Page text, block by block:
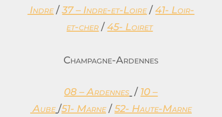
Indre / 37 – Indre-et-Loire / 41- Loir-
et-cher / 45- Loiret
Champagne-Ardennes
08 – Ardennes / 10 –
Aube /51- Marne / 52- Haute-Marne